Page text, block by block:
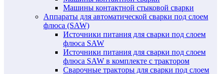
Машины контактной стыковой сварки
Аппараты для автоматической сварки под слоем
флюса (SAW)
Источники питания для сварки под слоем
флюса SAW
Источники питания для сварки под слоем
флюса SAW в комплекте с трактором
Сварочные тракторы для сварки под слоем